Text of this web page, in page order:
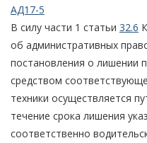
АД17-5
В силу части 1 статьи 32.6
об административных
постановления о лишении
средством
техники осуществляется
течение срока лишения
соответственно